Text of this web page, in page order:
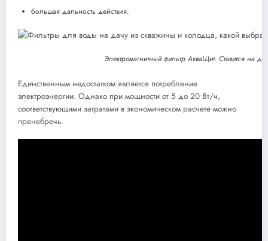
большая дальность действия.
Электромагнитный фильтр АкваЩит. Ставится на
Единственным недостатком является потребление
электроэнергии. Однако при мощности от 5 до 20 Вт/ч,
соответствующими затратами в экономическом расчете можно
пренебречь.